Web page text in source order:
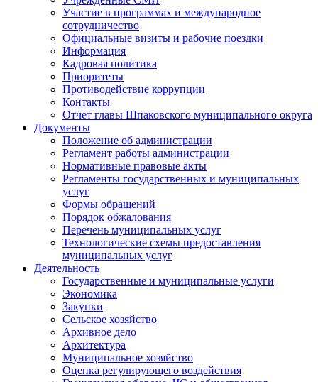
Участие в программах и международное
сотрудничество
Официальные визиты и рабочие поездки
Информация
Кадровая политика
Приоритеты
Противодействие коррупции
Контакты
Отчет главы Шпаковского муниципального округа
Документы
Положение об администрации
Регламент работы администрации
Нормативные правовые акты
Регламенты государственных и муниципальных
услуг
Формы обращений
Порядок обжалования
Перечень муниципальных услуг
Технологические схемы предоставления
муниципальных услуг
Деятельность
Государственные и муниципальные услуги
Экономика
Закупки
Сельское хозяйство
Архивное дело
Архитектура
Муниципальное хозяйство
Оценка регулирующего воздействия